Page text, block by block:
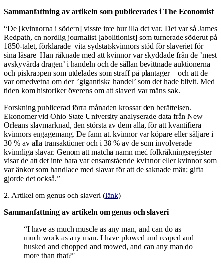
Sammanfattning av artikeln som publicerades i The Economist
“De [kvinnorna i södern] visste inte hur illa det var. Det var så James
Redpath, en nordlig journalist [abolitionist] som turnerade söderut på
1850-talet, förklarade vita sydstatskvinnors stöd för slaveriet för
sina läsare. Han räknade med att kvinnor var skyddade från de ’mest
avskyvärda dragen’ i handeln och de sällan bevittnade auktionerna
och piskrappen som utdelades som straff på plantager – och att de
var omedvetna om den ’gigantiska handel’ som det hade blivit. Med
tiden kom historiker överens om att slaveri var mäns sak.
Forskning publicerad förra månaden krossar den berättelsen.
Ekonomer vid Ohio State University analyserade data från New
Orleans slavmarknad, den största av dem alla, för att kvantifiera
kvinnors engagemang. De fann att kvinnor var köpare eller säljare i
30 % av alla transaktioner och i 38 % av de som involverade
kvinnliga slavar. Genom att matcha namn med folkräkningsregister
visar de att det inte bara var ensamstående kvinnor eller kvinnor som
var änkor som handlade med slavar för att de saknade män; gifta
gjorde det också.”
2. Artikel om genus och slaveri (länk)
Sammanfattning av artikeln om genus och slaveri
“I have as much muscle as any man, and can do as
much work as any man. I have plowed and reaped and
husked and chopped and mowed, and can any man do
more than that?”